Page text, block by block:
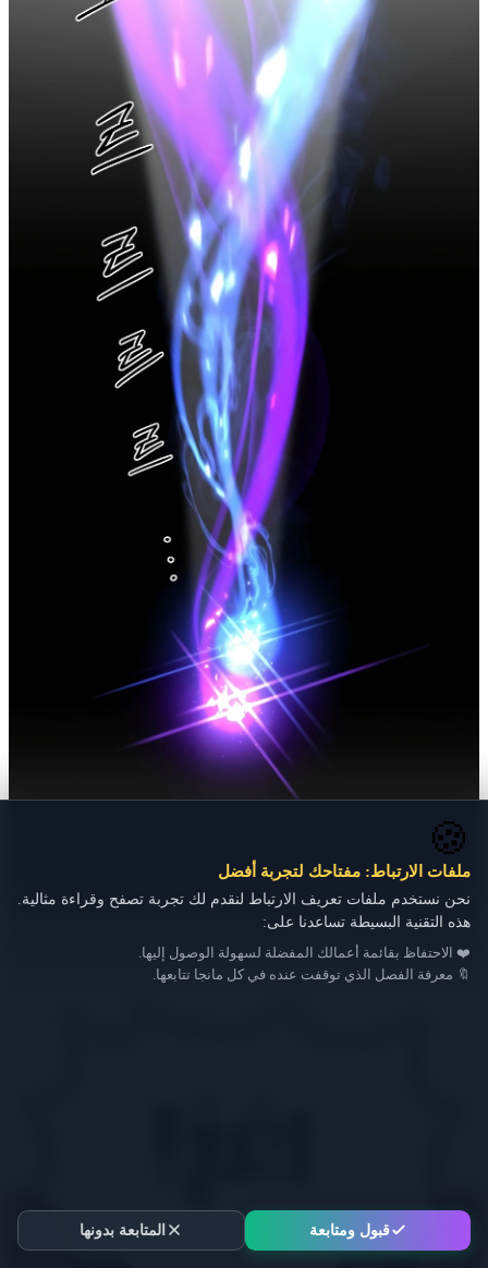
🍪
ملفات الارتباط: مفتاحك لتجربة أفضل
نحن نستخدم ملفات تعريف الارتباط لنقدم لك تجربة تصفح وقراءة مثالية.
هذه التقنية البسيطة تساعدنا على:
❤️ الاحتفاظ بقائمة أعمالك المفضلة لسهولة الوصول إليها.
🔖 معرفة الفصل الذي توقفت عنده في كل مانجا تتابعها.
قبول ومتابعة المتابعة بدونها